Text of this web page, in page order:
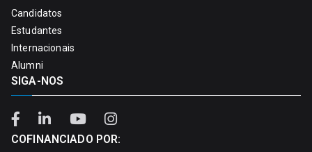
Candidatos
Estudantes
Internacionais
Alumni
SIGA-NOS
COFINANCIADO POR: